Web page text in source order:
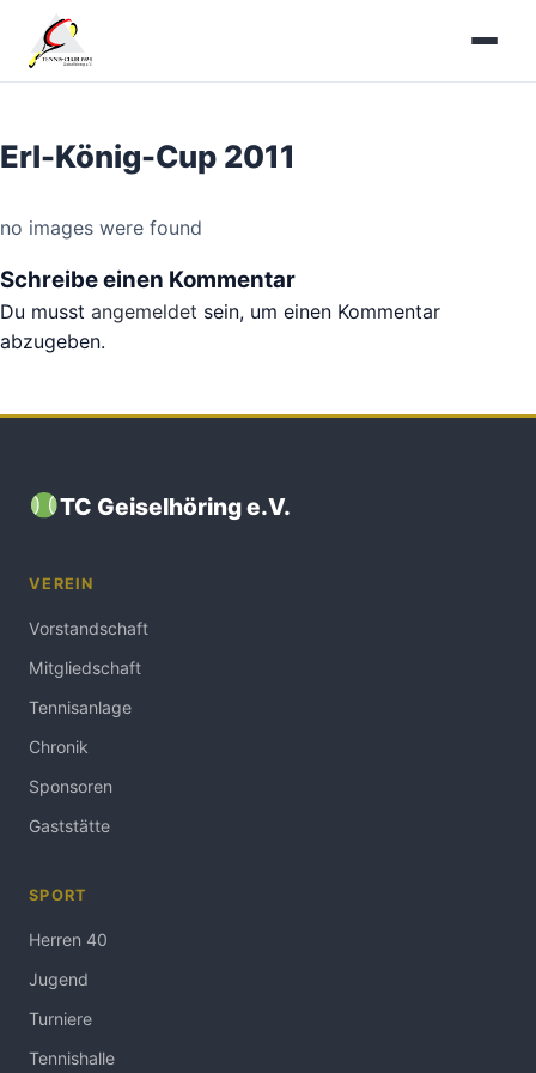
Inhalt
springen
Erl-König-Cup 2011
no images were found
Schreibe einen Kommentar
Du musst angemeldet sein, um einen Kommentar
abzugeben.
TC Geiselhöring e.V.
VEREIN
Vorstandschaft
Mitgliedschaft
Tennisanlage
Chronik
Sponsoren
Gaststätte
SPORT
Herren 40
Jugend
Turniere
Tennishalle